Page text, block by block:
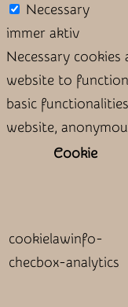
Necessary
immer aktiv
Necessary
website to
basic
website,
Cookie
cookielawinfo-
checbox-analytics